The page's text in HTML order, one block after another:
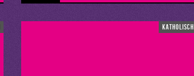
katholisch